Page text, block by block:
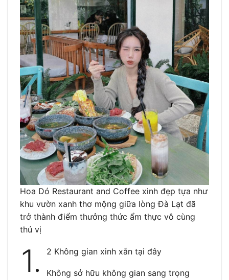
Hoa Dó Restaurant and Coffee xinh đẹp tựa như
khu vườn xanh thơ mộng giữa lòng Đà Lạt đã
trở thành điểm thưởng thức ẩm thực vô cùng
thú vị
1. 2 Không gian xinh xắn tại đây
Không sở hữu không gian sang trọng